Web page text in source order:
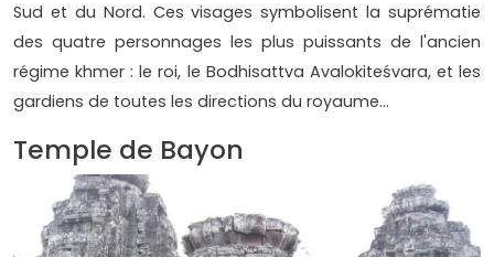
Sud et du Nord. Ces visages symbolisent la suprématie
des quatre personnages les plus puissants de l'ancien
régime khmer : le roi, le Bodhisattva Avalokiteśvara, et les
gardiens de toutes les directions du royaume...
Temple de Bayon